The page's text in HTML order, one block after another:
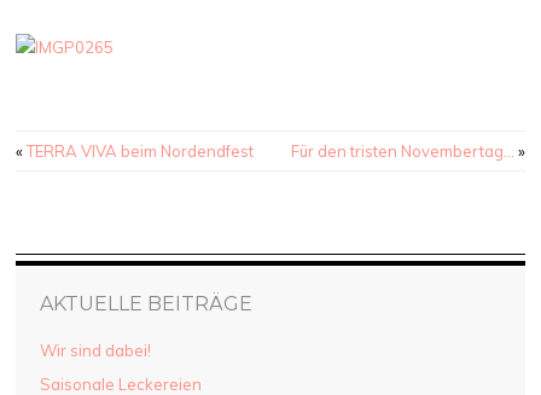
Beitragsnavigation
«TERRA VIVA beim Nordendfest Für den tristen Novembertag…»
AKTUELLE BEITRÄGE
Wir sind dabei!
Saisonale Leckereien